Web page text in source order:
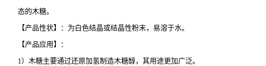
态的木糖。
【产品性状】：为白色结晶或结晶性粉末，易溶于水。
【产品应用】：
1）木糖主要通过还原加氢制造木糖醇，其用途更加广泛。